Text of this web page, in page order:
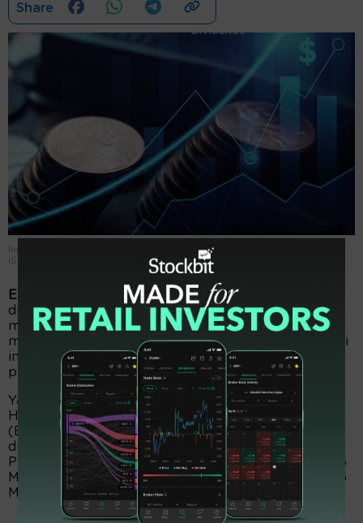
Share
Ilustrasi dividen disertai kurva indeks harga yang menguat. FOTO -
ISTIMEWA
EmitenNews.com -Sejumlah emiten siap menebar
dividen kepada para investor. Namun, sebelum
menerima santunan dividen itu, para saudagar harus
memastikan diri sebagai pemegang saham. Nah, hari
ini, Senin, 4 Mei 2026 ada enam emiten masuk
periode cum date.
Yaitu, Astra (ASII), Garudafood (GOOD), Medikaloka
Hermina (HEAL), Prodia (PRDA), SMBC Indonesia
(BTPN), dan Trisula (TRIS). ASII akan menebar
dividen final Rp11,7 triliun alias Rp292 per lembar.
Periode cum date 4 Mei 2026, recording date pada 6
Mei 2026 pukul 16.00 WIB, dan pembayaran pada 25
Mei 2026.